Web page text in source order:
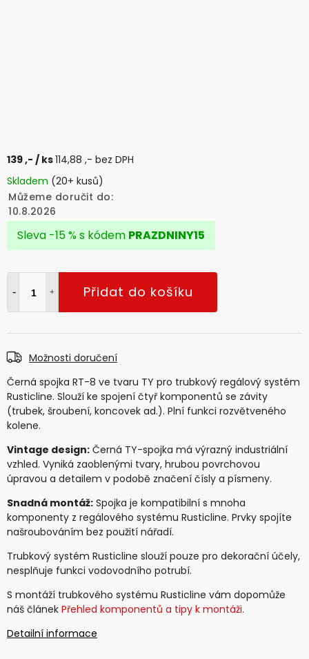
139 ,- / ks114,88 ,- bez DPH
Skladem (20+ kusů)
Můžeme doručit do:
10.8.2026
Sleva -15 % s kódem PRAZDNINY15
Přidat do košíku
Možnosti doručení
Černá spojka RT-8 ve tvaru TY pro trubkový regálový systém
Rusticline. Slouží ke spojení čtyř komponentů se závity
(trubek, šroubení, koncovek ad.). Plní funkci rozvětveného
kolene.
Vintage design: Černá TY-spojka má výrazný industriální
vzhled. Vyniká zaoblenými tvary, hrubou povrchovou
úpravou a detailem v podobě značení čísly a písmeny.
Snadná montáž: Spojka je kompatibilní s mnoha
komponenty z regálového systému Rusticline. Prvky spojíte
našroubováním bez použití nářadí.
Trubkový systém Rusticline slouží pouze pro dekorační účely,
nesplňuje funkci vodovodního potrubí.
S montáží trubkového systému Rusticline vám dopomůže
náš článek Přehled komponentů a tipy k montáži.
Detailní informace